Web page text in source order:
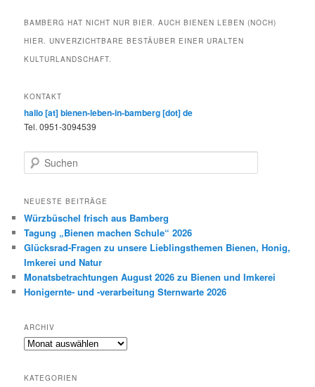
BAMBERG HAT NICHT NUR BIER. AUCH BIENEN LEBEN (NOCH)
HIER. UNVERZICHTBARE BESTÄUBER EINER URALTEN
KULTURLANDSCHAFT.
KONTAKT
hallo [at] bienen-leben-in-bamberg [dot] de
Tel. 0951-3094539
u
h
n
NEUESTE BEITRÄGE
Würzbüschel frisch aus Bamberg
Tagung „Bienen machen Schule“ 2026
Glücksrad-Fragen zu unsere Lieblingsthemen Bienen, Honig,
Imkerei und Natur
Monatsbetrachtungen August 2026 zu Bienen und Imkerei
Honigernte- und -verarbeitung Sternwarte 2026
ARCHIV
Archiv
KATEGORIEN